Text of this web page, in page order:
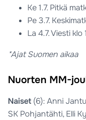
Ke 1.7. Pitkä
Pe 3.7.
La 4.7. Viesti klo
*Ajat Suomen aikaa
Nuorten MM-
Naiset (6): Anni
SK Pohjantähti, Elli